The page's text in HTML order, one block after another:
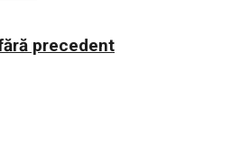
precedent